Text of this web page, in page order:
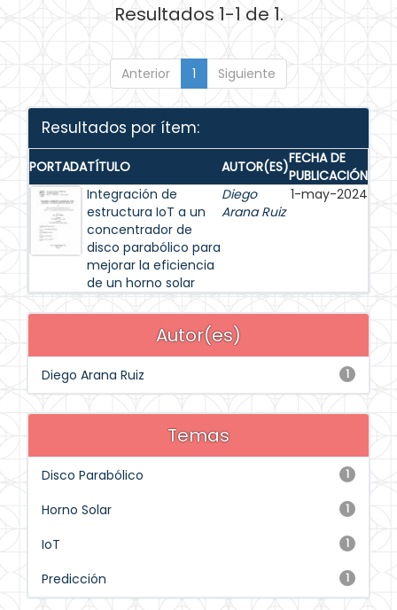
Resultados 1-1 de 1.
Anterior 1 Siguiente
Resultados por ítem:
PORTADATÍTULO AUTOR(ES)FECHA DE
PUBLICACIÓN
Integración de
estructura IoT a un
concentrador de
disco parabólico para
mejorar la eficiencia
de un horno solar
Diego
Arana Ruiz
1-may-2024
Autor(es)
1
Diego Arana Ruiz
Temas
1
Disco Parabólico
1
Horno Solar
1
IoT
1
Predicción